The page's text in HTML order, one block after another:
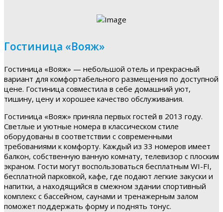
Гостиница «Вояж»
Гостиница «Вояж» — небольшой отель и прекрасный
вариант для комфортабельного размещения по доступной
цене. Гостиница совместила в себе домашний уют,
тишину, цену и хорошее качество обслуживания.
Гостиница «Вояж» приняла первых гостей в 2013 году.
Светлые и уютные номера в классическом стиле
оборудованы в соответствии с современными
требованиями к комфорту. Каждый из 33 номеров имеет
балкон, собственную ванную комнату, телевизор с плоским
экраном. Гости могут воспользоваться бесплатным WI-FI,
бесплатной парковкой, кафе, где подают легкие закуски и
напитки, а находящийся в смежном здании спортивный
комплекс с бассейном, саунами и тренажерным залом
поможет поддержать форму и поднять тонус.